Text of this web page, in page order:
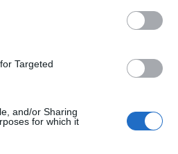
Targeted
and/or Sharing
for which it